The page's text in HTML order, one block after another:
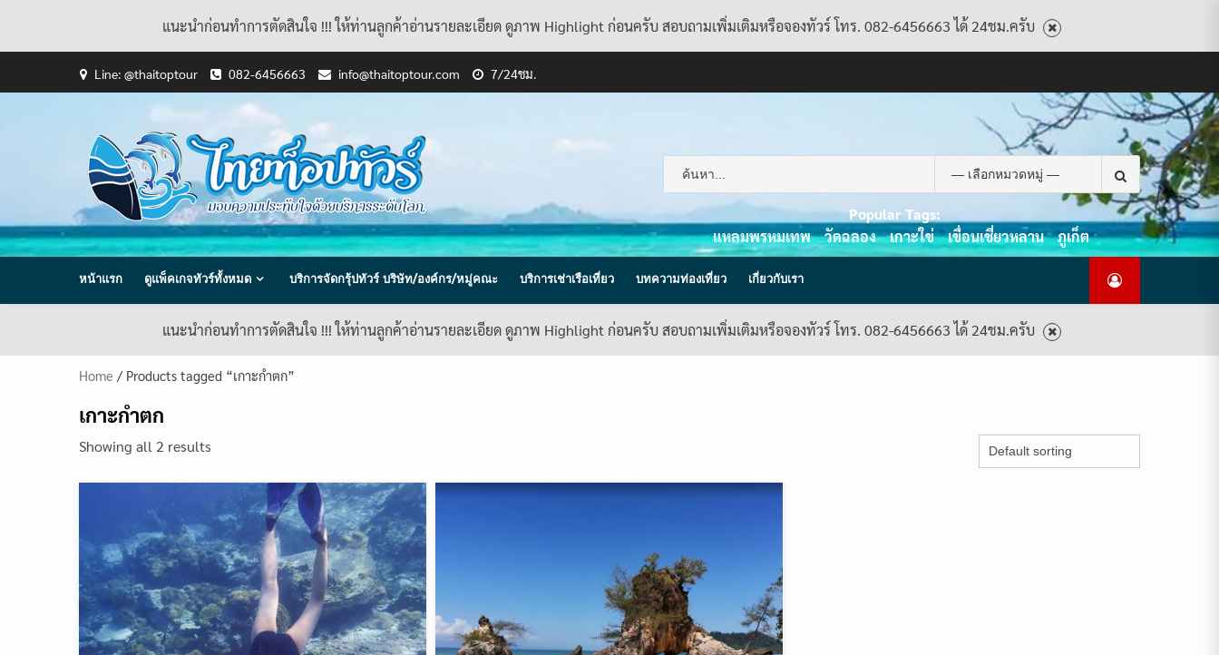
แนะนำก่อนทำการตัดสินใจ !!! ให้ท่านลูกค้าอ่านรายละเอียด ดูภาพ Highlight ก่อนครับ สอบถามเพิ่มเติมหรือจองทัวร์ โทร. 082-6456663 ได้ 24ชม.ครับ
Line: @thaitoptour 082-6456663 info@thaitoptour.com 7/24ชม.
USACCOUNT
POLICY
AND
CONDITIONS
แพ็คเกจ
ทัวร์
ทั้งหมด
ต้อนรับ
สู่
ไทย
ท็อป
กับ
เรา
ทัวร์
ทั้งหมด
Search
for:
Popular Tags:
แหลมพรหมเทพ
วัดฉลอง เกาะใข่ เขื่อนเชี่ยวหลาน ภูเก็ต
หน้าแรก ดูแพ็คเกจทัวร์ทั้งหมด บริการจัดกรุ้ปทัวร์ บริษัท/องค์กร/หมู่คณะ บริการเช่าเรือเที่ยว บทความท่องเที่ยว เกี่ยวกับเรา
แนะนำก่อนทำการตัดสินใจ !!! ให้ท่านลูกค้าอ่านรายละเอียด ดูภาพ Highlight ก่อนครับ สอบถามเพิ่มเติมหรือจองทัวร์ โทร. 082-6456663 ได้ 24ชม.ครับ
Home / Products tagged “เกาะกำตก”
เกาะกำตก
Showing all 2 results